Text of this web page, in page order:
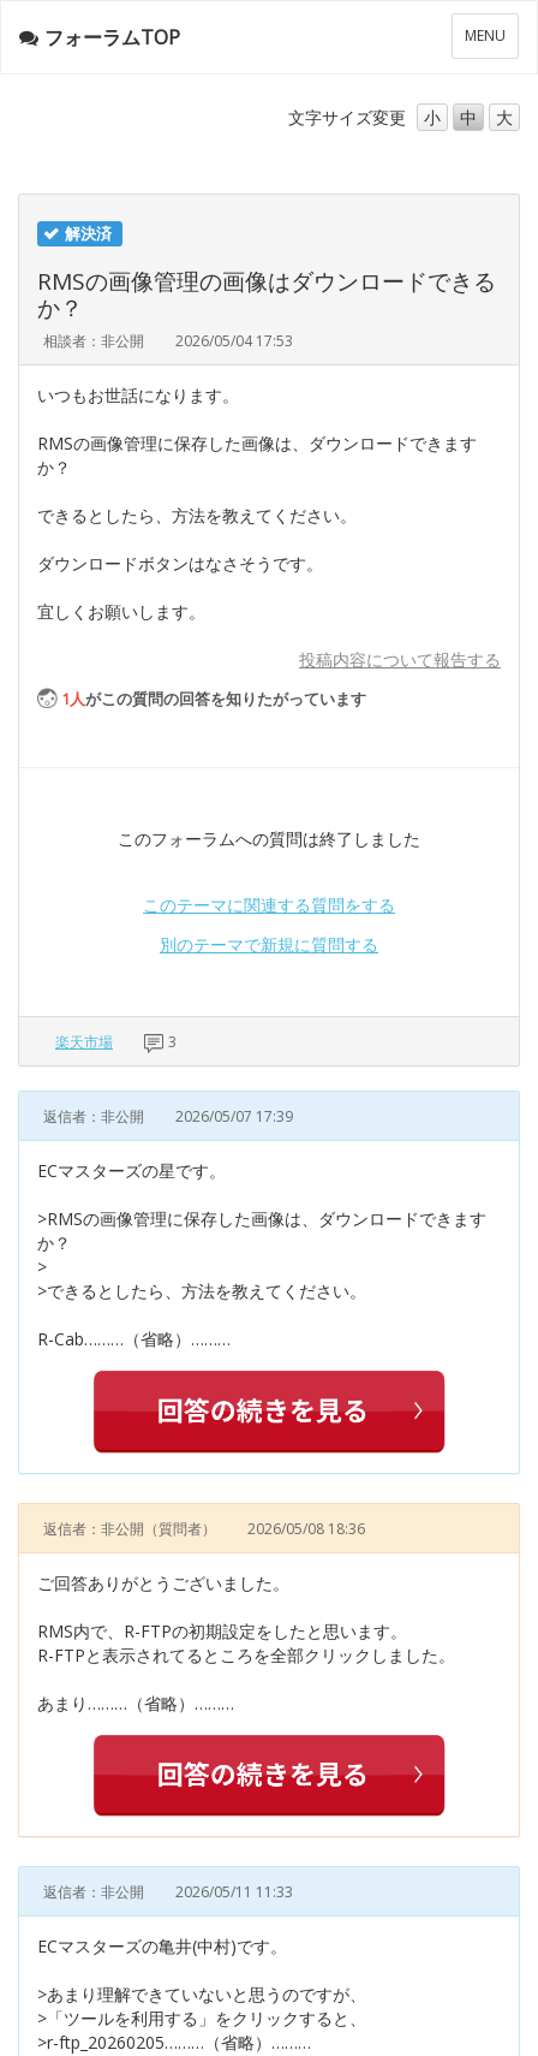
メ
ニ
ー
MENU
フォーラムTOP
文字サイズ変更 小 中 大
解決済
RMSの画像管理の画像はダウンロードできる
か？
相談者：非公開 2026/05/04 17:53
いつもお世話になります。
RMSの画像管理に保存した画像は、ダウンロードできます
か？
できるとしたら、方法を教えてください。
ダウンロードボタンはなさそうです。
宜しくお願いします。
投稿内容について報告する
1人がこの質問の回答を知りたがっています
このフォーラムへの質問は終了しました
このテーマに関連する質問をする
別のテーマで新規に質問する
楽天市場 3
返信者：非公開 2026/05/07 17:39
ECマスターズの星です。
>RMSの画像管理に保存した画像は、ダウンロードできます
か？
>
>できるとしたら、方法を教えてください。
R-Cab………（省略）………
返信者：非公開 （質問者） 2026/05/08 18:36
ご回答ありがとうございました。
RMS内で、R-FTPの初期設定をしたと思います。
R-FTPと表示されてるところを全部クリックしました。
あまり………（省略）………
返信者：非公開 2026/05/11 11:33
ECマスターズの亀井(中村)です。
>あまり理解できていないと思うのですが、
>「ツールを利用する」をクリックすると、
>r-ftp_20260205………（省略）………